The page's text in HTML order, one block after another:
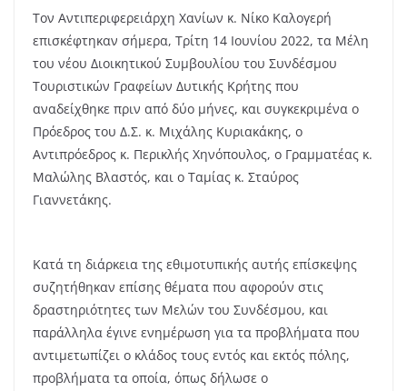
Τον Αντιπεριφερειάρχη Χανίων κ. Νίκο Καλογερή
επισκέφτηκαν σήμερα, Τρίτη 14 Ιουνίου 2022, τα Μέλη
του νέου Διοικητικού Συμβουλίου του Συνδέσμου
Τουριστικών Γραφείων Δυτικής Κρήτης που
αναδείχθηκε πριν από δύο μήνες, και συγκεκριμένα ο
Πρόεδρος του Δ.Σ. κ. Μιχάλης Κυριακάκης, ο
Αντιπρόεδρος κ. Περικλής Χηνόπουλος, ο Γραμματέας κ.
Μαλώλης Βλαστός, και ο Ταμίας κ. Σταύρος
Γιαννετάκης.
Κατά τη διάρκεια της εθιμοτυπικής αυτής επίσκεψης
συζητήθηκαν επίσης θέματα που αφορούν στις
δραστηριότητες των Μελών του Συνδέσμου, και
παράλληλα έγινε ενημέρωση για τα προβλήματα που
αντιμετωπίζει ο κλάδος τους εντός και εκτός πόλης,
προβλήματα τα οποία, όπως δήλωσε ο